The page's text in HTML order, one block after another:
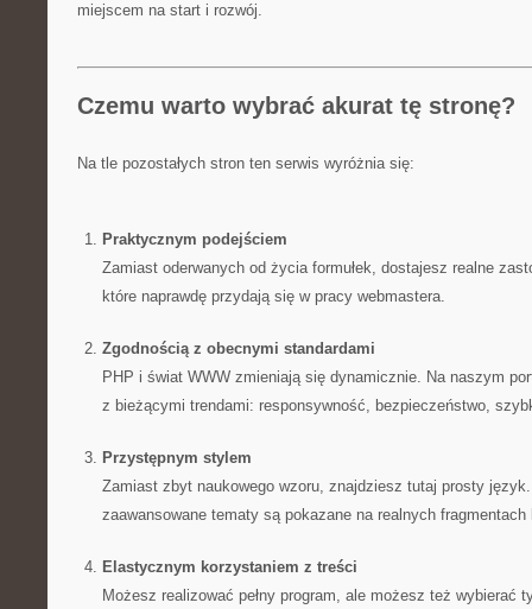
miejscem na start i rozwój.
Czemu warto wybrać akurat tę stronę?
Na tle pozostałych stron ten serwis wyróżnia się:
Praktycznym podejściem
Zamiast oderwanych od życia formułek, dostajesz realne
które naprawdę przydają się w pracy webmastera.
Zgodnością z obecnymi standardami
PHP i świat WWW zmieniają się dynamicznie. Na naszym
z bieżącymi trendami: responsywność, bezpieczeństwo,
Przystępnym stylem
Zamiast zbyt naukowego wzoru, znajdziesz tutaj prosty
zaawansowane tematy są pokazane na realnych fragmentach
Elastycznym korzystaniem z treści
Możesz realizować pełny program, ale możesz też wybierać